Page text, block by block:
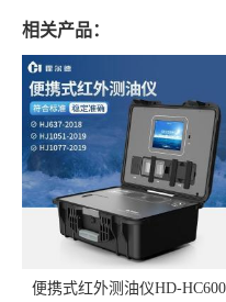
相关产品：
便携式红外测油仪HD-HC600